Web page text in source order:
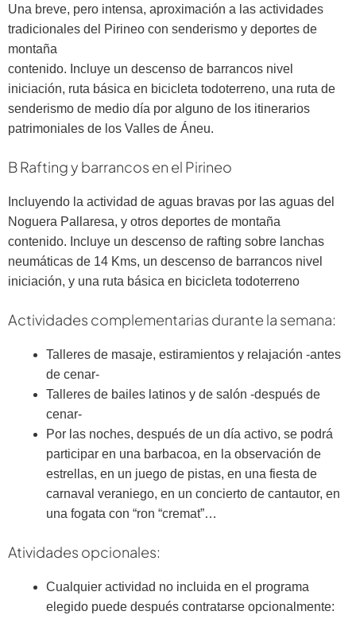
Una breve, pero intensa, aproximación a las actividades
tradicionales del Pirineo con senderismo y deportes de
montaña
contenido. Incluye un descenso de barrancos nivel
iniciación, ruta básica en bicicleta todoterreno, una ruta de
senderismo de medio día por alguno de los itinerarios
patrimoniales de los Valles de Áneu.
B Rafting y barrancos en el Pirineo
Incluyendo la actividad de aguas bravas por las aguas del
Noguera Pallaresa, y otros deportes de montaña
contenido. Incluye un descenso de rafting sobre lanchas
neumáticas de 14 Kms, un descenso de barrancos nivel
iniciación, y una ruta básica en bicicleta todoterreno
Actividades complementarias durante la semana:
Talleres de masaje, estiramientos y relajación -antes
de cenar-
Talleres de bailes latinos y de salón -después de
cenar-
Por las noches, después de un día activo, se podrá
participar en una barbacoa, en la observación de
estrellas, en un juego de pistas, en una fiesta de
carnaval veraniego, en un concierto de cantautor, en
una fogata con “ron “cremat”…
Atividades opcionales:
Cualquier actividad no incluida en el programa
elegido puede después contratarse opcionalmente: